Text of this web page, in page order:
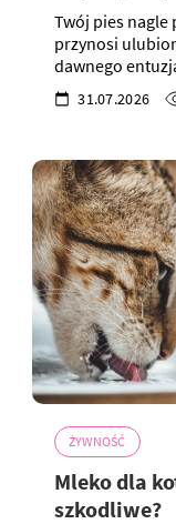
Twój pies nagle
przynosi
dawnego
31.07.2026
ŻYWNOŚĆ
Mleko dla
szkodliwe?